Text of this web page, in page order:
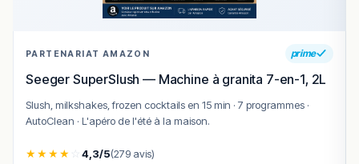
Cuisine & concept
généreuse, inspirée des recettes de trattoria avec une
touche sicilienne bien affirmée.
Les pizzas sont préparées à partir d’une pâte maison,
garnies de produits italiens soigneusement choisis et
moelleuse.
PARTENARIAT AMAZON prime
Seeger SuperSlush — Machine à granita 7-en-1, 2L
Slush, milkshakes, frozen cocktails en 15 min · 7 programmes ·
AutoClean · L'apéro de l'été à la maison.
★★★★ 4,3/5(279 avis)